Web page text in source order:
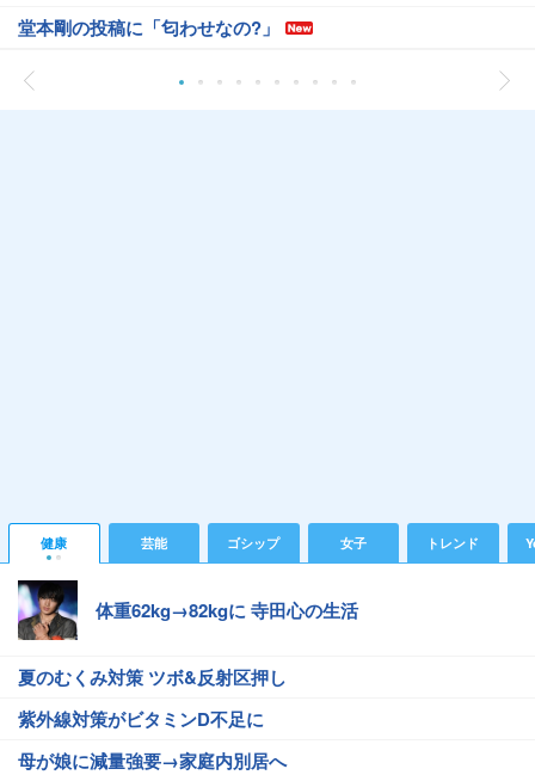
堂本剛の投稿に「匂わせなの?」
健康 芸能 ゴシップ 女子 トレンド
体重62kg→82kgに 寺田心の生活
夏のむくみ対策 ツボ&反射区押し
紫外線対策がビタミンD不足に
母が娘に減量強要→家庭内別居へ